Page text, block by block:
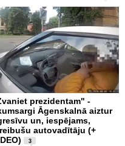
prezidentam" -
Āgenskalnā aiztur
un, iespējams,
autovadītāju (+
3